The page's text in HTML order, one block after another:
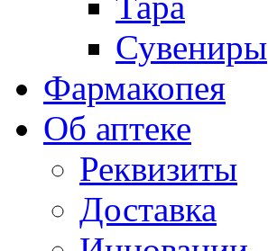
Сувениры
Фармакопея
Об аптеке
Реквизиты
Доставка